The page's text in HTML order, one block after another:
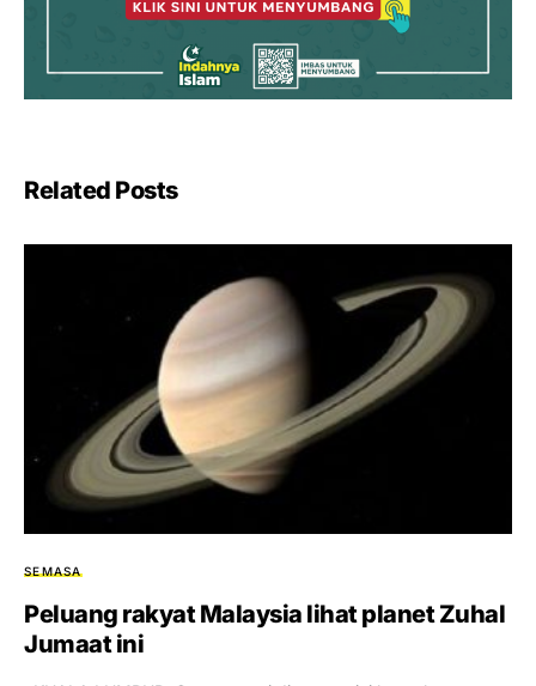
Related Posts
SEMASA
Peluang rakyat Malaysia lihat planet Zuhal
Jumaat ini